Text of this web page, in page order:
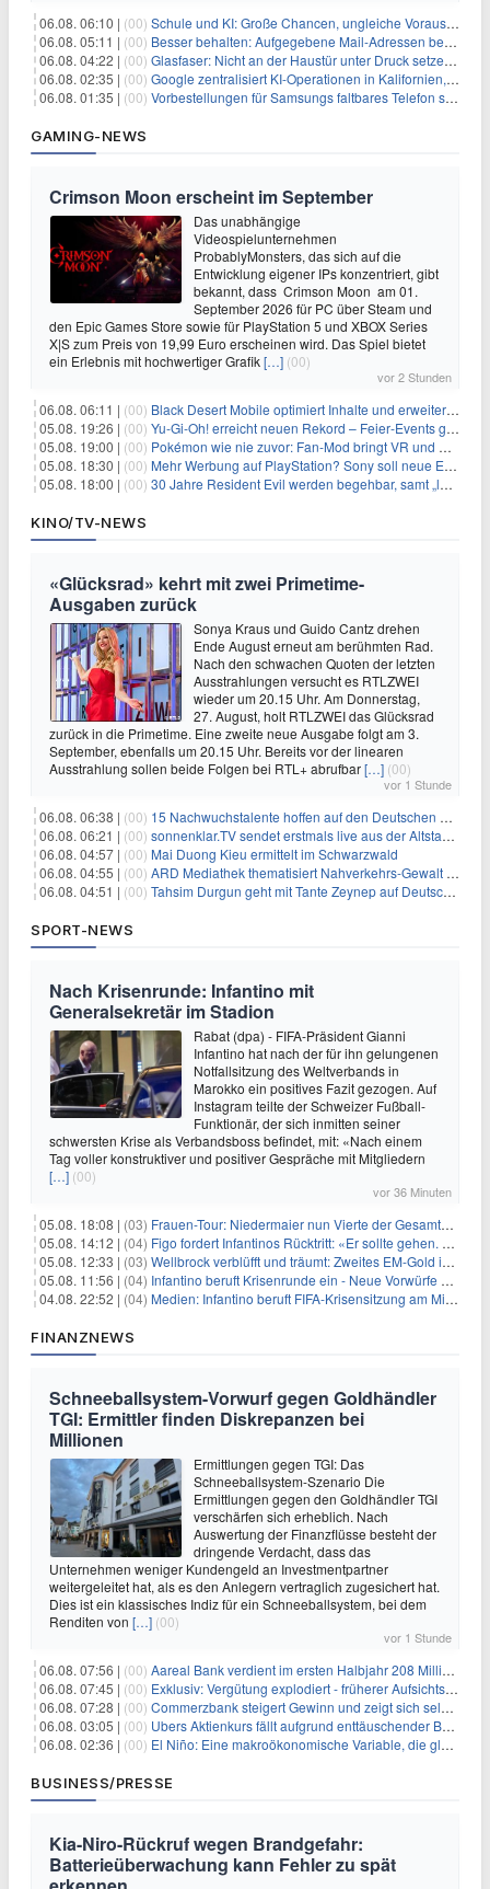
06.08. 06:10 | (00) Schule und KI: Große Chancen, ungleiche Voraussetzungen
06.08. 05:11 | (00) Besser behalten: Aufgegebene Mail-Adressen bergen Gefahren
06.08. 04:22 | (00) Glasfaser: Nicht an der Haustür unter Druck setzen lassen
06.08. 02:35 | (00) Google zentralisiert KI-Operationen in Kalifornien, um Rivale Anthropic und OpenAI zu überholen
06.08. 01:35 | (00) Vorbestellungen für Samsungs faltbares Telefon steigen um 30 % in einem wettbewerbsintensiven Markt
GAMING-NEWS
Crimson Moon erscheint im September
Das unabhängige
Videospielunternehmen
ProbablyMonsters, das sich auf die
Entwicklung eigener IPs konzentriert, gibt
bekannt, dass Crimson Moon am 01.
September 2026 für PC über Steam und
den Epic Games Store sowie für PlayStation 5 und XBOX Series
X|S zum Preis von 19,99 Euro erscheinen wird. Das Spiel bietet
ein Erlebnis mit hochwertiger Grafik[…] (00)
vor 2 Stunden
06.08. 06:11 | (00) Black Desert Mobile optimiert Inhalte und erweitert Treasure Access
05.08. 19:26 | (00) Yu‑Gi‑Oh! erreicht neuen Rekord – Feier‑Events gestartet
05.08. 19:00 | (00) Pokémon wie nie zuvor: Fan-Mod bringt VR und Ego-Perspektive nach Kanto
05.08. 18:30 | (00) Mehr Werbung auf PlayStation? Sony soll neue Einnahmequellen prüfen
05.08. 18:00 | (00) 30 Jahre Resident Evil werden begehbar, samt „lebensgroßem Leon“
KINO/TV-NEWS
«Glücksrad» kehrt mit zwei Primetime-
Ausgaben zurück
Sonya Kraus und Guido Cantz drehen
Ende August erneut am berühmten Rad.
Nach den schwachen Quoten der letzten
Ausstrahlungen versucht es RTLZWEI
wieder um 20.15 Uhr. Am Donnerstag,
27. August, holt RTLZWEI das Glücksrad
zurück in die Primetime. Eine zweite neue Ausgabe folgt am 3.
September, ebenfalls um 20.15 Uhr. Bereits vor der linearen
Ausstrahlung sollen beide Folgen bei RTL+ abrufbar[…] (00)
vor 1 Stunde
06.08. 06:38 | (00) 15 Nachwuchstalente hoffen auf den Deutschen Radiopreis
06.08. 06:21 | (00) sonnenklar.TV sendet erstmals live aus der Altstadt von Side
06.08. 04:57 | (00) Mai Duong Kieu ermittelt im Schwarzwald
06.08. 04:55 | (00) ARD Mediathek thematisiert Nahverkehrs-Gewalt und Soldatinnen
06.08. 04:51 | (00) Tahsim Durgun geht mit Tante Zeynep auf Deutschlandreise
SPORT-NEWS
Nach Krisenrunde: Infantino mit
Generalsekretär im Stadion
Rabat (dpa) - FIFA-Präsident Gianni
Infantino hat nach der für ihn gelungenen
Notfallsitzung des Weltverbands in
Marokko ein positives Fazit gezogen. Auf
Instagram teilte der Schweizer Fußball-
Funktionär, der sich inmitten seiner
schwersten Krise als Verbandsboss befindet, mit: «Nach einem
Tag voller konstruktiver und positiver Gespräche mit Mitgliedern
[…] (00)
vor 36 Minuten
05.08. 18:08 | (03) Frauen-Tour: Niedermaier nun Vierte der Gesamtwertung
05.08. 14:12 | (04) Figo fordert Infantinos Rücktritt: «Er sollte gehen. Jetzt»
05.08. 12:33 | (03) Wellbrock verblüfft und träumt: Zweites EM-Gold in Paris
05.08. 11:56 | (04) Infantino beruft Krisenrunde ein - Neue Vorwürfe gegen FIFA
04.08. 22:52 | (04) Medien: Infantino beruft FIFA-Krisensitzung am Mittwoch ein
FINANZNEWS
Schneeballsystem-Vorwurf gegen Goldhändler
TGI: Ermittler finden Diskrepanzen bei
Millionen
Ermittlungen gegen TGI: Das
Schneeballsystem-Szenario Die
Ermittlungen gegen den Goldhändler TGI
verschärfen sich erheblich. Nach
Auswertung der Finanzflüsse besteht der
dringende Verdacht, dass das
Unternehmen weniger Kundengeld an Investmentpartner
weitergeleitet hat, als es den Anlegern vertraglich zugesichert hat.
Dies ist ein klassisches Indiz für ein Schneeballsystem, bei dem
Renditen von […] (00)
vor 1 Stunde
06.08. 07:56 | (00) Aareal Bank verdient im ersten Halbjahr 208 Millionen Euro
06.08. 07:45 | (00) Exklusiv: Vergütung explodiert - früherer Aufsichtsratschef gibt aus Protest Ehrentitel ab
06.08. 07:28 | (00) Commerzbank steigert Gewinn und zeigt sich selbstbewusst gegenüber Unicredit
06.08. 03:05 | (00) Ubers Aktienkurs fällt aufgrund enttäuschender Buchungsprognose
06.08. 02:36 | (00) El Niño: Eine makroökonomische Variable, die globale Wirtschaftslandschaften umgestaltet
BUSINESS/PRESSE
Kia-Niro-Rückruf wegen Brandgefahr:
Batterieüberwachung kann Fehler zu spät